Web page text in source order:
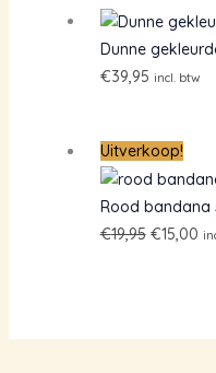
Dunne
€39,95 incl. btw
Uitverkoop!
Rood bandana
€19,95 €15,00